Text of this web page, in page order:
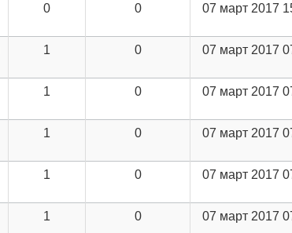
0 0 07 март 2017
1 0 07 март 2017
1 0 07 март 2017
1 0 07 март 2017
1 0 07 март 2017
1 0 07 март 2017